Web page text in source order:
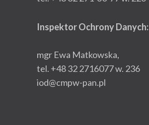
Inspektor Ochrony Danych:
mgr Ewa Matkowska,
tel. +48 32 2716077 w. 236
iod@cmpw-pan.pl